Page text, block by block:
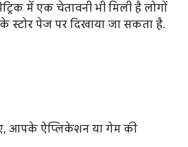
में एक चेतावनी भी मिली है लोगों
स्टोर पेज पर दिखाया जा सकता है.
आपके ऐप्लिकेशन या गेम की